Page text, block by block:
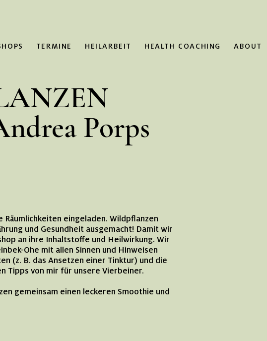
TERMINE HEILARBEIT HEALTH COACHING ABOUT
Porps
eingeladen. Wildpflanzen
und Gesundheit ausgemacht! Damit wir
an ihre Inhaltstoffe und Heilwirkung. Wir
Ohe mit allen Sinnen und Hinweisen
(z. B. das Ansetzen einer Tinktur) und die
Tipps von mir für unsere Vierbeiner.
gemeinsam einen leckeren Smoothie und